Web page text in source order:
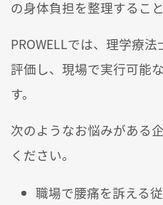
の身体負担を整理すること
PROWELLでは、理学療
評価し、現場で実行可能
す。
次のようなお悩みがある
ください。
職場で腰痛を訴える